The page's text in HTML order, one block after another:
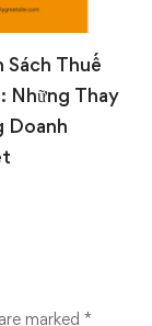
Sách Thuế
Những Thay
Doanh
marked *